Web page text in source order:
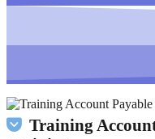
Training